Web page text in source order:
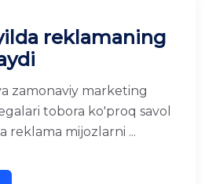
reklamaning
zamonaviy marketing
tobora ko'proq savol
reklama mijozlarni ...